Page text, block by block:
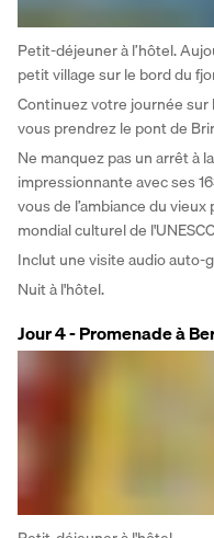
Petit-déjeuner à l’hôtel.
petit village sur le bord du
Continuez votre journée
vous prendrez le pont de
Ne manquez pas un arrêt à
impressionnante avec ses
vous de l’ambiance du
mondial culturel de
Inclut une visite audio auto-
Nuit à l'hôtel.
Jour 4 - Promenade à